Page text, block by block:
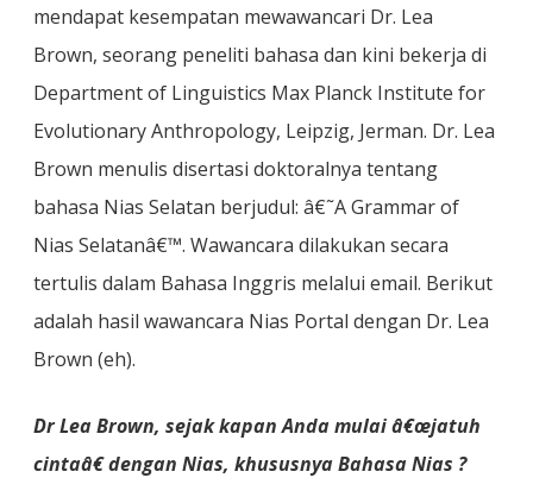
mendapat kesempatan mewawancari Dr. Lea
Brown, seorang peneliti bahasa dan kini bekerja di
Department of Linguistics Max Planck Institute for
Evolutionary Anthropology, Leipzig, Jerman. Dr. Lea
Brown menulis disertasi doktoralnya tentang
bahasa Nias Selatan berjudul: â€˜A Grammar of
Nias Selatanâ€™. Wawancara dilakukan secara
tertulis dalam Bahasa Inggris melalui email. Berikut
adalah hasil wawancara Nias Portal dengan Dr. Lea
Brown (eh).
Dr Lea Brown, sejak kapan Anda mulai â€œjatuh
cintaâ€ dengan Nias, khususnya Bahasa Nias ?